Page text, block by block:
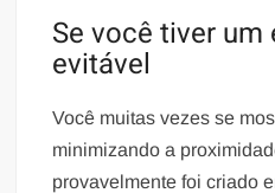
Se você tiver
evitável
Você muitas vezes se
minimizando a
provavelmente foi criado